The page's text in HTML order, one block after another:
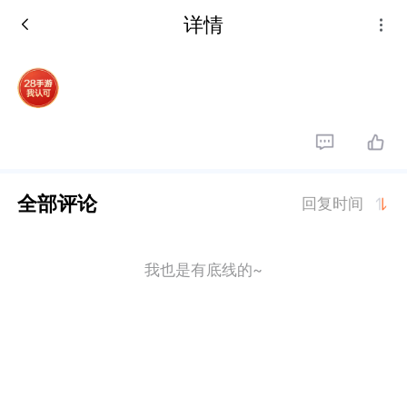
详情
全部评论 回复时间
我也是有底线的~